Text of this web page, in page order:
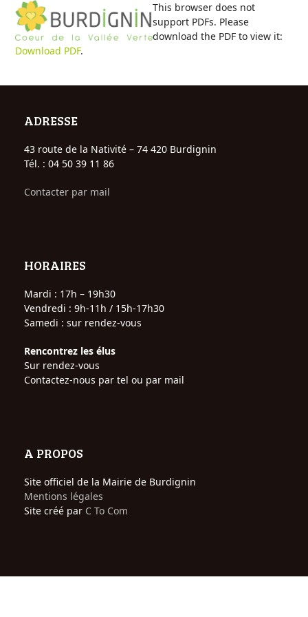
Skip
content
Open
mobile
menu
Close
mobile
menu
This browser does not
support PDFs. Please
download the PDF to view it:
Download PDF.
ADRESSE
43 route de la Nativité – 74 420 Burdignin
Tél. : 04 50 39 11 86
Contacter par mail
HORAIRES
Mardi : 17h – 19h30
Vendredi : 9h-11h / 15h-17h30
Samedi : sur rendez-vous
Rencontrez les élus
Sur rendez-vous
Contactez-nous par tel ou par mail
A PROPOS
Site officiel de la Mairie de Burdignin
Mentions légales
Site créé par C To Com